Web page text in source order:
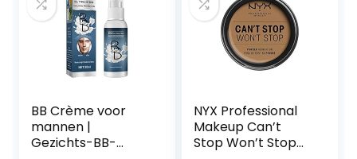
BB Crème voor
mannen |
Gezichts-BB-
NYX Professional
Makeup Can’t
Stop Won’t Stop